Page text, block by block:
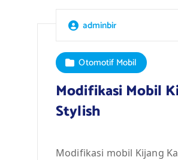
adminbir
Otomotif Mobil
Modifikasi Mobil
Stylish
Modifikasi mobil Kijang